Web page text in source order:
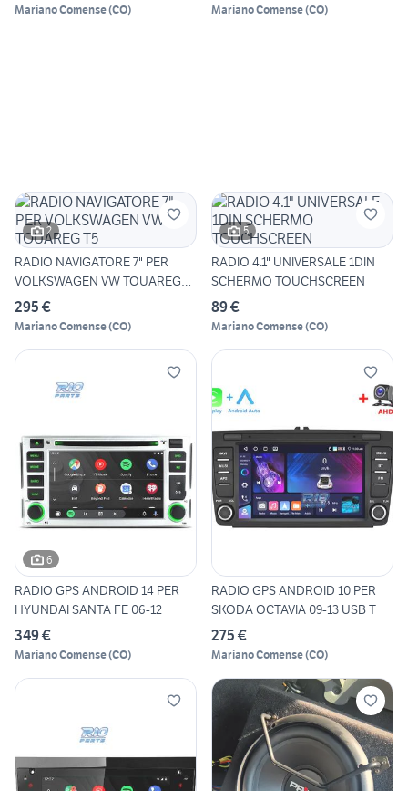
Mariano Comense(CO) Mariano Comense(CO)
2
RADIO NAVIGATORE 7" PER
VOLKSWAGEN VW TOUAREG
T5
295 €
Mariano Comense(CO)
5
RADIO 4.1" UNIVERSALE 1DIN
SCHERMO TOUCHSCREEN
89 €
Mariano Comense(CO)
6
RADIO GPS ANDROID 14 PER
HYUNDAI SANTA FE 06-12
349 €
Mariano Comense(CO)
RADIO GPS ANDROID 10 PER
SKODA OCTAVIA 09-13 USB T
275 €
Mariano Comense(CO)